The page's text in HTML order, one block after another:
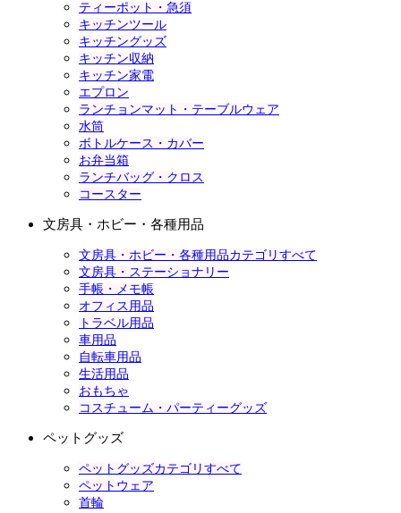
ティーポット・急須
キッチンツール
キッチングッズ
キッチン収納
キッチン家電
エプロン
ランチョンマット・テーブルウェア
水筒
ボトルケース・カバー
お弁当箱
ランチバッグ・クロス
コースター
文房具・ホビー・各種用品
文房具・ホビー・各種用品カテゴリすべて
文房具・ステーショナリー
手帳・メモ帳
オフィス用品
トラベル用品
車用品
自転車用品
生活用品
おもちゃ
コスチューム・パーティーグッズ
ペットグッズ
ペットグッズカテゴリすべて
ペットウェア
首輪